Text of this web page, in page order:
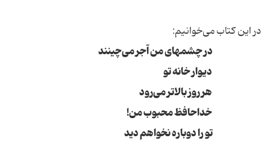
در این کتاب می‌خوانیم:
در چشمهای من آجر می‌چینند
دیوار خانه تو
هر روز بالاتر می‌رود
خداحافظ محبوب من!
تو را دوباره نخواهم دید